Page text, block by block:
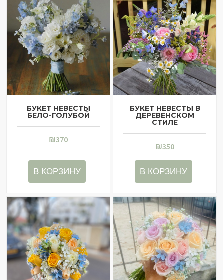
БУКЕТ НЕВЕСТЫ
БЕЛО-ГОЛУБОЙ
₪370
В КОРЗИНУ
БУКЕТ НЕВЕСТЫ В
ДЕРЕВЕНСКОМ
СТИЛЕ
₪350
В КОРЗИНУ